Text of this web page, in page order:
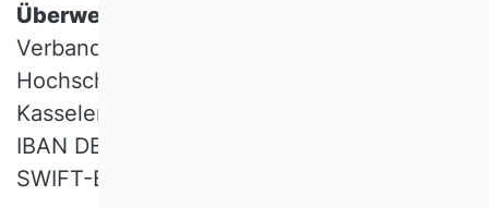
Überweisung der Teilnahmegebühr:
Verband der Hochschullehrerinnen und
Hochschullehrer für Betriebswirtschaft e.V.
Kasseler Sparkasse
IBAN DE44 5205 0353 0002 1156 89
SWIFT-BIC: HELADEF1KAS